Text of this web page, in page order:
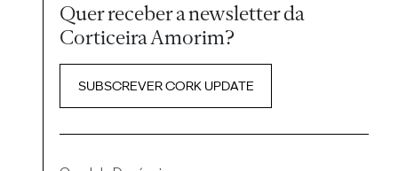
Quer receber a newsletter da
Corticeira Amorim?
SUBSCREVER CORK UPDATE